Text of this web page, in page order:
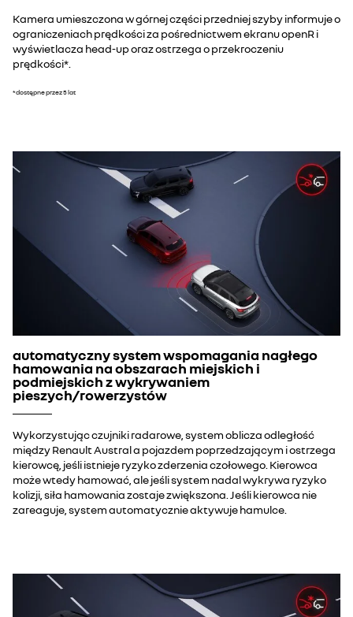
Kamera umieszczona w górnej części przedniej szyby informuje o
ograniczeniach prędkości za pośrednictwem ekranu openR i
wyświetlacza head-up oraz ostrzega o przekroczeniu
prędkości*.
*dostępne przez 5 lat
automatyczny system wspomagania nagłego
hamowania na obszarach miejskich i
podmiejskich z wykrywaniem
pieszych/rowerzystów
Wykorzystując czujniki radarowe, system oblicza odległość
między Renault Austral a pojazdem poprzedzającym i ostrzega
kierowcę, jeśli istnieje ryzyko zderzenia czołowego. Kierowca
może wtedy hamować, ale jeśli system nadal wykrywa ryzyko
kolizji, siła hamowania zostaje zwiększona. Jeśli kierowca nie
zareaguje, system automatycznie aktywuje hamulce.